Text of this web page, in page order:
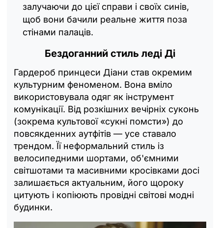
залучаючи до цієї справи і своїх синів,
щоб вони бачили реальне життя поза
стінами палаців.
Бездоганний стиль леді Ді
Гардероб принцеси Діани став окремим
культурним феноменом. Вона вміло
використовувала одяг як інструмент
комунікації. Від розкішних вечірніх суконь
(зокрема культової «сукні помсти») до
повсякденних аутфітів — усе ставало
трендом. Її неформальний стиль із
велосипедними шортами, об'ємними
світшотами та масивними кросівками досі
залишається актуальним, його щороку
цитують і копіюють провідні світові модні
будинки.